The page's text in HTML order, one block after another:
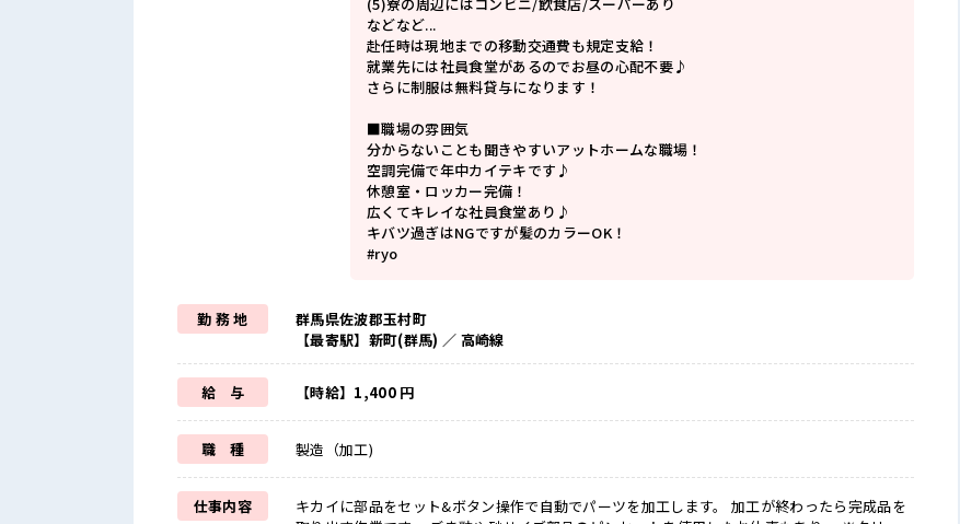
などなど...
赴任時は現地までの移動交通費も規定支給！
就業先には社員食堂があるのでお昼の心配不要♪
さらに制服は無料貸与になります！
■職場の雰囲気
分からないことも聞きやすいアットホームな職場！
空調完備で年中カイテキです♪
休憩室・ロッカー完備！
広くてキレイな社員食堂あり♪
キバツ過ぎはNGですが髪のカラーOK！
#ryo
勤 務 地
群馬県佐波郡玉村町
【最寄駅】新町(群馬) ／ 高崎線
給 与 【時給】1,400 円
職 種 製造（加工)
仕事内容
キカイに部品をセット&ボタン操作で自動でパーツを加工します。 加工が終わったら完成品を